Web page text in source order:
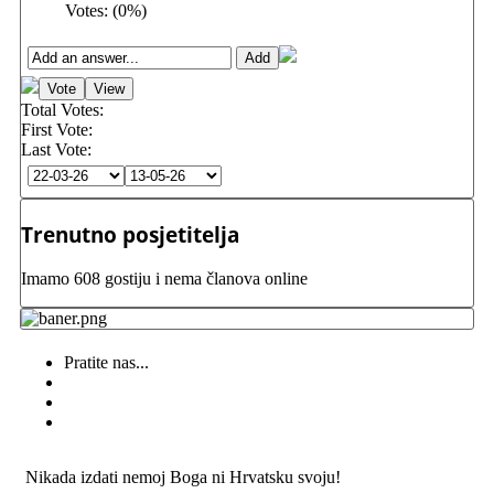
Votes: (0%)
Total Votes:
First Vote:
Last Vote:
Trenutno posjetitelja
Imamo 608 gostiju i nema članova online
Pratite nas...
Nikada izdati nemoj Boga ni Hrvatsku svoju!